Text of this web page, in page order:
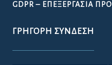
GDPR – ΕΠΕΞΕΡΓΑΣΙΑ
ΓΡΉΓΟΡΗ ΣΎΝΔΕΣΗ